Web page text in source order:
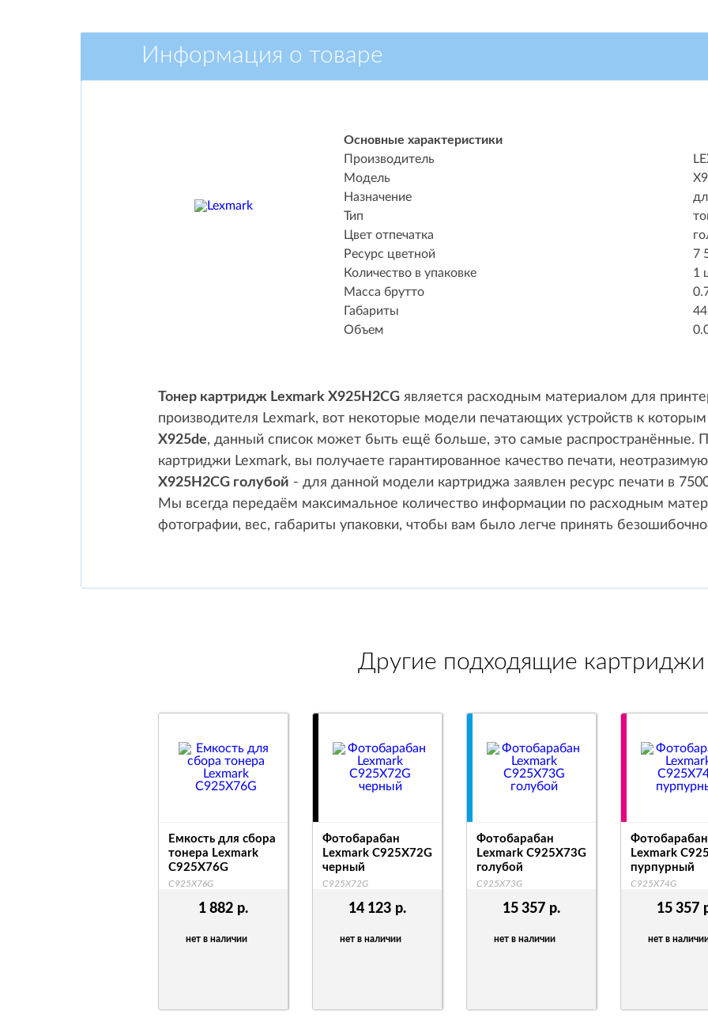
Информация о товаре
Основные характеристики
Производитель
Модель
Назначение
Тип
Цвет отпечатка
7
Ресурс цветной
1
Количество в упаковке
Масса брутто
Габариты
Объем
Тонер картридж Lexmark X925H2CG является расходным материалом для
производителя Lexmark, вот некоторые модели печатающих устройств к
X925de, данный список может быть ещё больше, это самые распространённые.
картриджи Lexmark, вы получаете гарантированное качество печати,
X925H2CG голубой - для данной модели картриджа заявлен ресурс печати в
Мы всегда передаём максимальное количество информации по расходным
фотографии, вес, габариты упаковки, чтобы вам было легче принять
Другие подходящие картриджи
1 882 р.
нет в наличии
Емкость для сбора
тонера Lexmark
C925X76G
C925X76G
14 123 р.
нет в наличии
Фотобарабан
Lexmark C925X72G
черный
C925X72G
15 357 р.
нет в наличии
Фотобарабан
Lexmark C925X73G
голубой
C925X73G
15 357
нет в
Фотобарабан
Lexmark
пурпурный
C925X74G